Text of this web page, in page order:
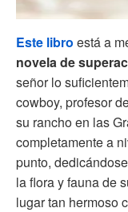
Este libro está a
novela de
señor lo
cowboy, profesor
su rancho en las
completamente a
punto,
la flora y fauna de
lugar tan hermoso